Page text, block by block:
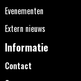
Evenementen
Extern nieuws
Informatie
Contact